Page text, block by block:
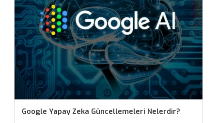
Google Yapay Zeka Güncellemeleri Nelerdir?